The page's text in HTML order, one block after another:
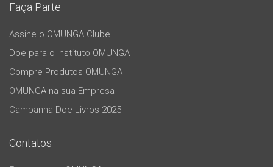
Faça Parte
Assine o OMUNGA Clube
Doe para o Instituto OMUNGA
Compre Produtos OMUNGA
OMUNGA na sua Empresa
Campanha Doe Livros 2025
Contatos